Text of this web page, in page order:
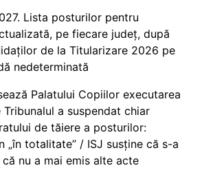
Lista posturilor pentru
pe fiecare județ, după
de la Titularizare 2026 pe
nedeterminată
Palatului Copiilor executarea
a suspendat chiar
de tăiere a posturilor:
„în totalitate” / ISJ susține că s-a
nu a mai emis alte acte